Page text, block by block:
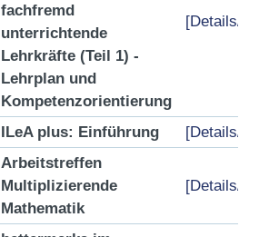
fachfremd
unterrichtende
Lehrkräfte (Teil 1) -
Lehrplan und
Kompetenzorientierung
[Details/
ILeA plus: Einführung [Details/
Arbeitstreffen
Multiplizierende
Mathematik
[Details/